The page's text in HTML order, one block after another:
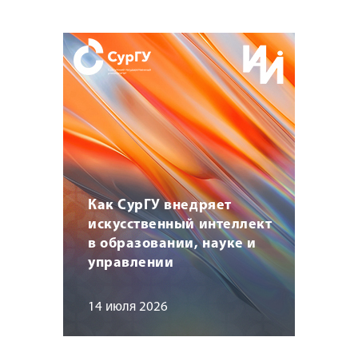
Как СурГУ внедряет
искусственный интеллект
в образовании, науке и
управлении
14 июля 2026